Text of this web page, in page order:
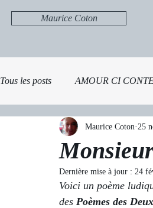
Maurice Coton
Tous les posts AMOUR CI
Maurice Coton 25
Dernière mise à jour : 24
Voici un poème
des Poèmes des Deux